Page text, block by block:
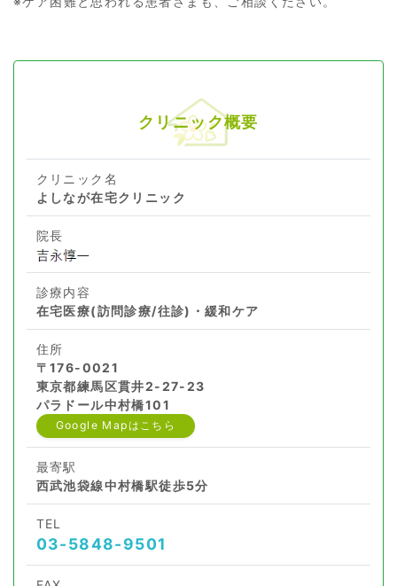
クリニック概要
クリニック名
よしなが在宅クリニック
院長
診療内容
在宅医療(訪問診療/往診)・緩和ケア
住所
〒176-0021
東京都練馬区貫井2-27-23
パラドール中村橋101
Google Mapはこちら
最寄駅
西武池袋線中村橋駅徒歩5分
TEL
03-5848-9501